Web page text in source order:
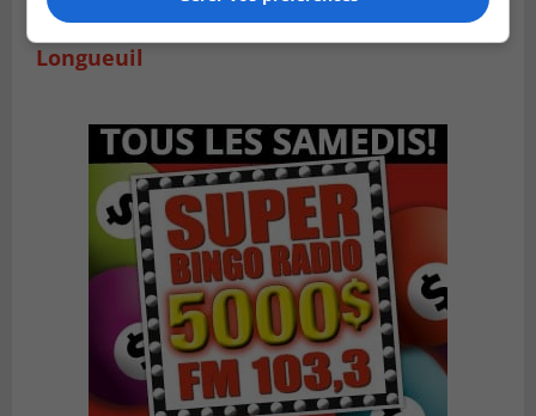
Publié le 3 août 2026 à 14h47
Le Livre bleu rassemble 200 curieux à
Longueuil